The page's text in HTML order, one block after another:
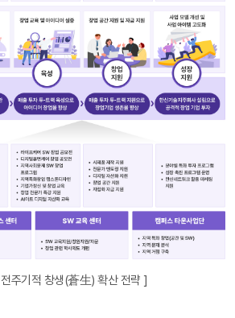
전주기적 창생(蒼生) 확산 전략 ]